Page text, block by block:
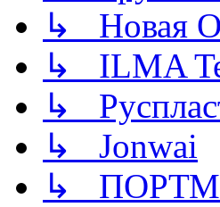
↳ Новая
↳ ILMA
↳
↳ Jonwai
↳